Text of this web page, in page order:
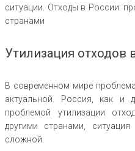
ситуации. Отходы в России:
странами
Утилизация
В современном мире
актуальной. Россия, как и
проблемой утилизации
другими странами,
сложной.